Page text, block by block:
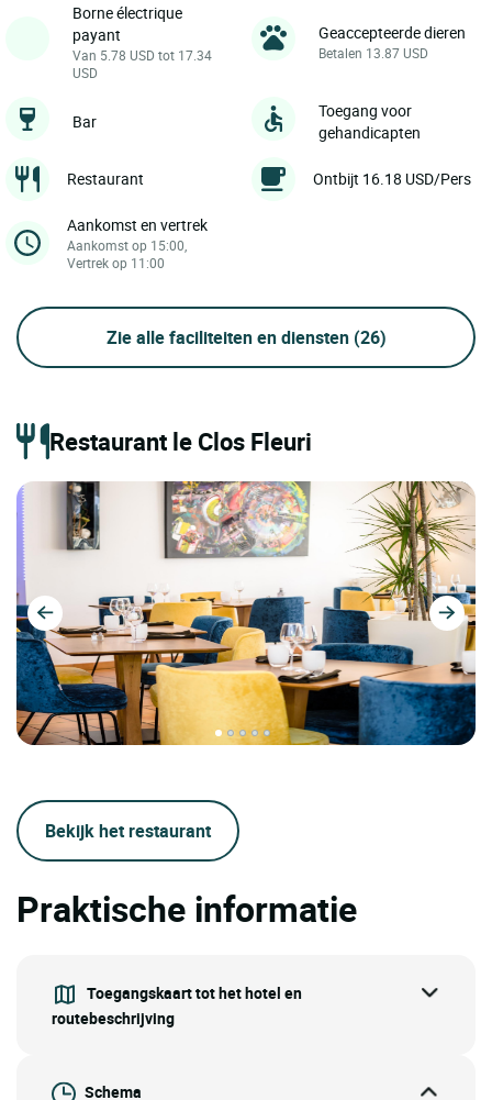
Borne électrique
payant
Van 5.78 USD tot 17.34
USD
Geaccepteerde dieren
Betalen 13.87 USD
Bar
Toegang voor
gehandicapten
Restaurant Ontbijt 16.18 USD/Pers
Aankomst en vertrek
Aankomst op 15:00,
Vertrek op 11:00
Zie alle faciliteiten en diensten (26)
Restaurant le Clos Fleuri
Bekijk het restaurant
Praktische informatie
Toegangskaart tot het hotel en
routebeschrijving
Schema